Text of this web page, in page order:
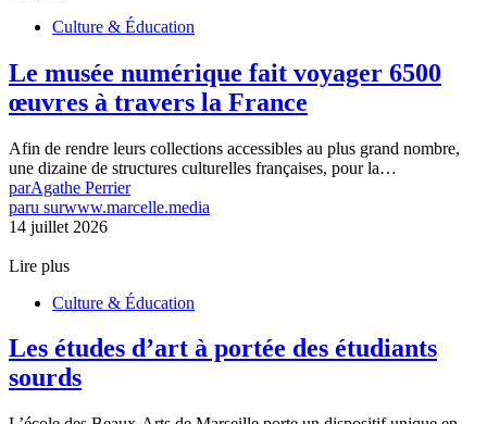
Culture & Éducation
Le musée numérique fait voyager 6500
œuvres à travers la France
Afin de rendre leurs collections accessibles au plus grand nombre,
une dizaine de structures culturelles françaises, pour la…
parAgathe Perrier
paru surwww.marcelle.media
14 juillet 2026
Lire plus
Culture & Éducation
Les études d’art à portée des étudiants
sourds